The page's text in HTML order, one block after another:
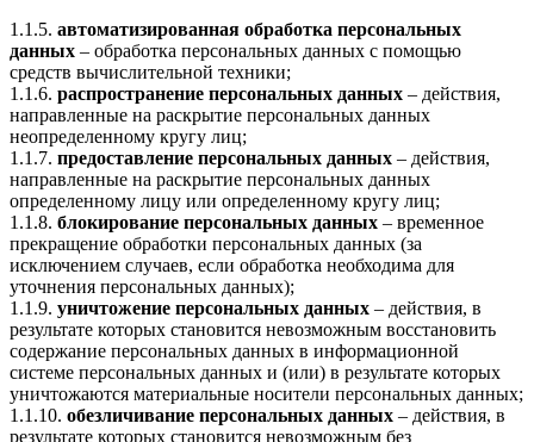
1.1.5. автоматизированная обработка персональных
данных – обработка персональных данных с помощью
средств вычислительной техники;
1.1.6. распространение персональных данных – действия,
направленные на раскрытие персональных данных
неопределенному кругу лиц;
1.1.7. предоставление персональных данных – действия,
направленные на раскрытие персональных данных
определенному лицу или определенному кругу лиц;
1.1.8. блокирование персональных данных – временное
прекращение обработки персональных данных (за
исключением случаев, если обработка необходима для
уточнения персональных данных);
1.1.9. уничтожение персональных данных – действия, в
результате которых становится невозможным восстановить
содержание персональных данных в информационной
системе персональных данных и (или) в результате которых
уничтожаются материальные носители персональных данных;
1.1.10. обезличивание персональных данных – действия, в
результате которых становится невозможным без